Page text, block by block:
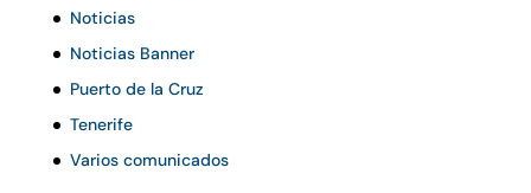
Noticias
Noticias Banner
Puerto de la Cruz
Tenerife
Varios comunicados